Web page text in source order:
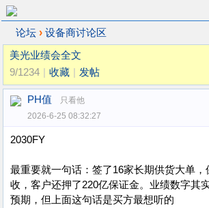
论坛 › 设备商讨论区
美光业绩会全文
9/1234
收藏 发帖
PH值
只看他
2026-6-25 08:32:27
2030FY
最重要就一句话：签了16家长期供货大单
收，客户还押了220亿保证金。业绩数字其
预期，但上面这句话是买方最想听的